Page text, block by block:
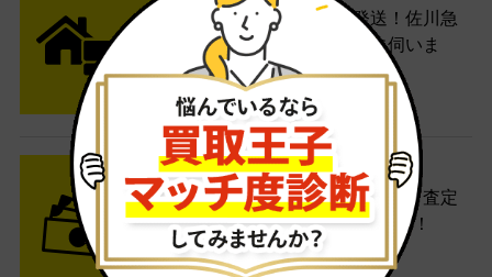
送料無料でご自宅から発送！佐川急
便がご自宅まで引き取りに伺いま
す。
STEP3 ご入金
査定結果はメールでお知らせ。査定
結果がOKなら金額をお支払い！